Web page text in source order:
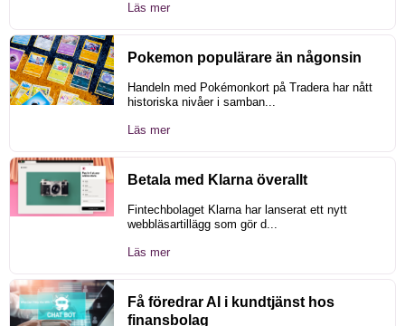
Läs mer
Pokemon populärare än någonsin
Handeln med Pokémonkort på Tradera har nått
historiska nivåer i samban...
Läs mer
Betala med Klarna överallt
Fintechbolaget Klarna har lanserat ett nytt
webbläsartillägg som gör d...
Läs mer
Få föredrar AI i kundtjänst hos
finansbolag